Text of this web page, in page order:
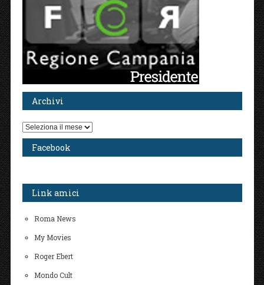
Archivi
Archivi
Facebook
Link amici
Roma News
My Movies
Roger Ebert
Mondo Cult